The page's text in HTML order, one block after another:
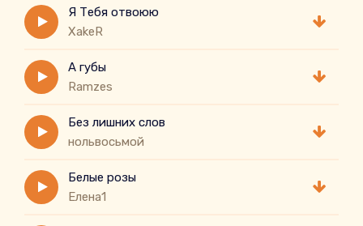
И терпение растет геометрически
Когда я злюсь и хлопаю дверями
Когда молчу по несколько часов
Я Тебя отвоюю
XakeR
А губы
Ramzes
Без лишних слов
нольвосьмой
Белые розы
Елена1